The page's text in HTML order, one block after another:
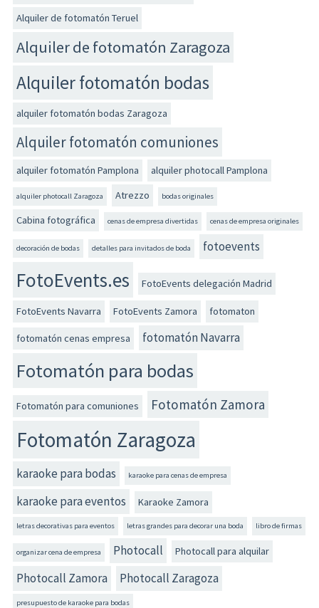
Alquiler de fotomatón Teruel
Alquiler de fotomatón Zaragoza
Alquiler fotomatón bodas
alquiler fotomatón bodas Zaragoza
Alquiler fotomatón comuniones
alquiler fotomatón Pamplona alquiler photocall Pamplona
alquiler photocall Zaragoza Atrezzo bodas originales
Cabina fotográfica cenas de empresa divertidas cenas de empresa originales
decoración de bodas detalles para invitados de boda fotoevents
FotoEvents.es FotoEvents delegación Madrid
FotoEvents Navarra FotoEvents Zamora fotomaton
fotomatón cenas empresa fotomatón Navarra
Fotomatón para bodas
Fotomatón para comuniones Fotomatón Zamora
Fotomatón Zaragoza
karaoke para bodas karaoke para cenas de empresa
karaoke para eventos Karaoke Zamora
letras decorativas para eventos letras grandes para decorar una boda libro de firmas
organizar cena de empresa Photocall Photocall para alquilar
Photocall Zamora Photocall Zaragoza
presupuesto de karaoke para bodas